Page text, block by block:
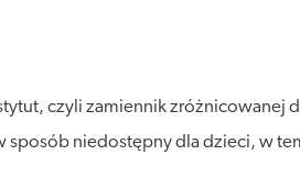
czyli zamiennik
niedostępny dla dzieci, w